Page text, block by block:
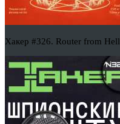
Хакер #326. Router from Hell